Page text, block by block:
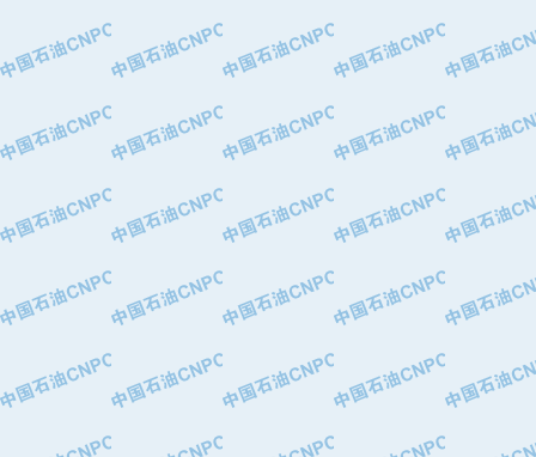
·中国石化茂名石化分公司
·中国石油大港油田分公司
·靖江市天和泵业有限公司
·中油油气勘探软件国家工程研究中心
·西安长庆钻宇集团咸阳石化有限公司
·新疆新冠控制系统工程有限公司
·新疆安维消防设施器材有限公司
·华北石油津工机械制造有限公司
·上海山武控制仪表有限公司
·上海赛科石油化工有限责任公司
·上海高桥石化
·中国石化扬子石油化工股份有限公司
·中国石化长岭炼化公司